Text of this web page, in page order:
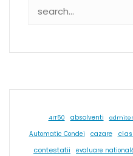
4IT50 absolventi
Automatic Condei cazare
contestatii evaluare